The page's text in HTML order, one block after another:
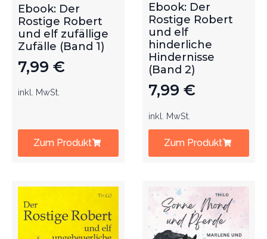
Ebook: Der
Rostige Robert
und elf zufällige
Zufälle (Band 1)
7,99 €
inkl. MwSt.
Zum Produkt
Ebook: Der
Rostige Robert
und elf
hinderliche
Hindernisse
(Band 2)
7,99 €
inkl. MwSt.
Zum Produkt